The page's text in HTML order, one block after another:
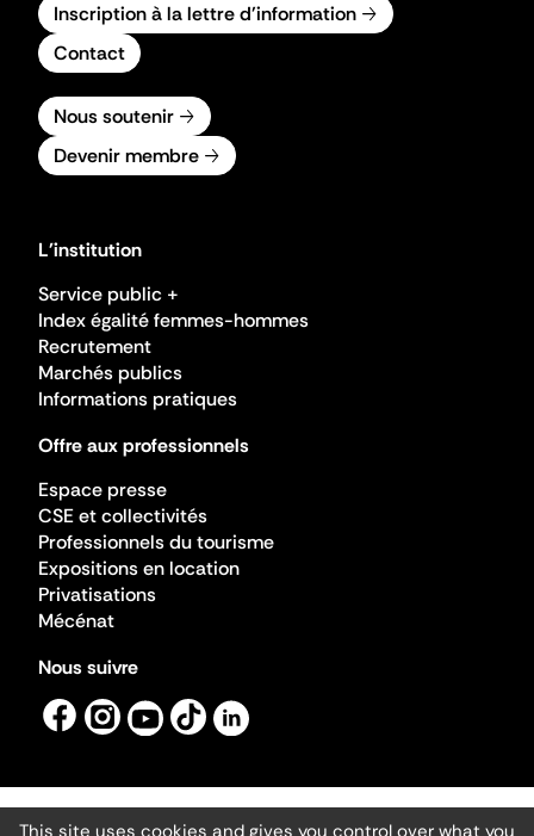
Inscription à la lettre d'information
Contact
Nous soutenir
Devenir membre
L'institution
Service public +
Index égalité femmes-hommes
Recrutement
Marchés publics
Informations pratiques
Offre aux professionnels
Espace presse
CSE et collectivités
Professionnels du tourisme
Expositions en location
Privatisations
Mécénat
Nous suivre
Mentions légales
This site uses cookies and gives you control over what you